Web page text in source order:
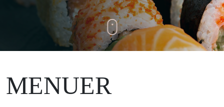
MENUER